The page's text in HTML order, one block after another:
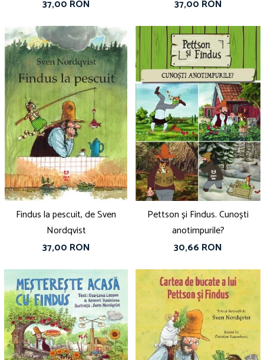
37,00 RON 37,00 RON
Findus la pescuit, de Sven
Nordqvist
37,00 RON
Pettson și Findus. Cunoști
anotimpurile?
30,66 RON